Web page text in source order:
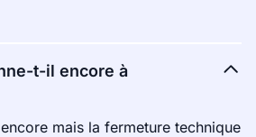
t-il encore à
encore mais la fermeture technique